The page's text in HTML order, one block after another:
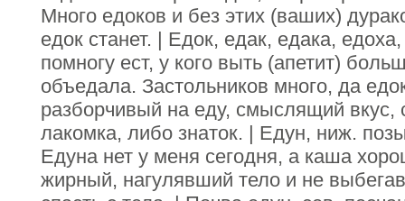
Много едоков и без этих (ваших)
едок станет. | Едок, едак, едака,
помногу ест, у кого выть (апетит)
объедала. Застольников много, да
разборчивый на еду, смыслящий вкус,
лакомка, либо знаток. | Едун, ниж.
Едуна нет у меня сегодня, а каша
жирный, нагулявший тело и не